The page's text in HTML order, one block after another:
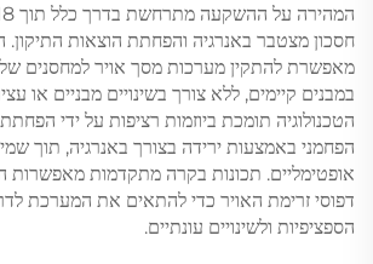
חסכון מצטבר באנרגיה והפחתת הוצאות התיקון.
מאפשרת להתקין מערכות מסך אויר למחסנים של
במבנים קיימים, ללא צורך בשינויים מבניים או
הפחמני באמצעות ירידה בצורך באנרגיה, תוך
אופטימליים. תכונות בקרה מתקדמות
דפוסי זרימת האויר כדי להתאים את המערכת
הספציפיות ולשינויים עונתיים.